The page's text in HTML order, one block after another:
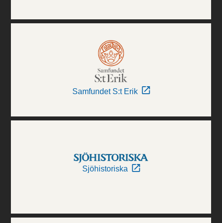
Samfundet S:t Erik
Sjöhistoriska